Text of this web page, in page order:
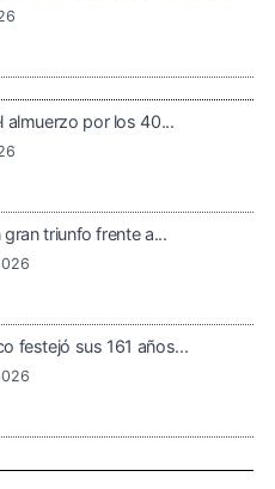
almuerzo por los 40...
triunfo frente a...
festejó sus 161 años...